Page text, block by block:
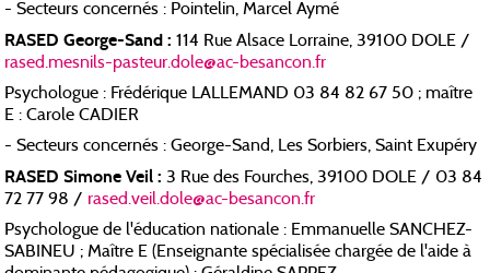
- Secteurs concernés : Pointelin, Marcel Aymé
RASED George-Sand : 114 Rue Alsace Lorraine, 39100 DOLE /
rased.mesnils-pasteur.dole@ac-besancon.fr
Psychologue : Frédérique LALLEMAND 03 84 82 67 50 ; maître
E : Carole CADIER
- Secteurs concernés : George-Sand, Les Sorbiers, Saint Exupéry
RASED Simone Veil : 3 Rue des Fourches, 39100 DOLE / 03 84
72 77 98 / rased.veil.dole@ac-besancon.fr
Psychologue de l'éducation nationale : Emmanuelle SANCHEZ-
SABINEU ; Maître E (Enseignante spécialisée chargée de l'aide à